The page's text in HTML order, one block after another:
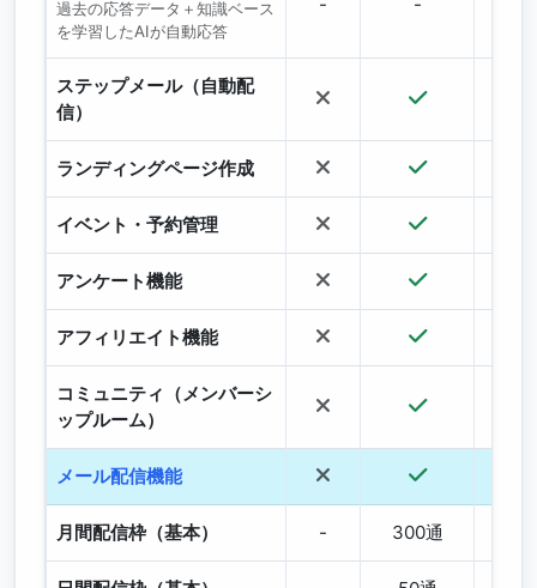
過去の応答データ＋知識ベース
を学習したAIが自動応答
- -
ステップメール（自動配
信）
ランディングページ作成
イベント・予約管理
アンケート機能
アフィリエイト機能
コミュニティ（メンバーシ
ップルーム）
メール配信機能
月間配信枠（基本） - 300通